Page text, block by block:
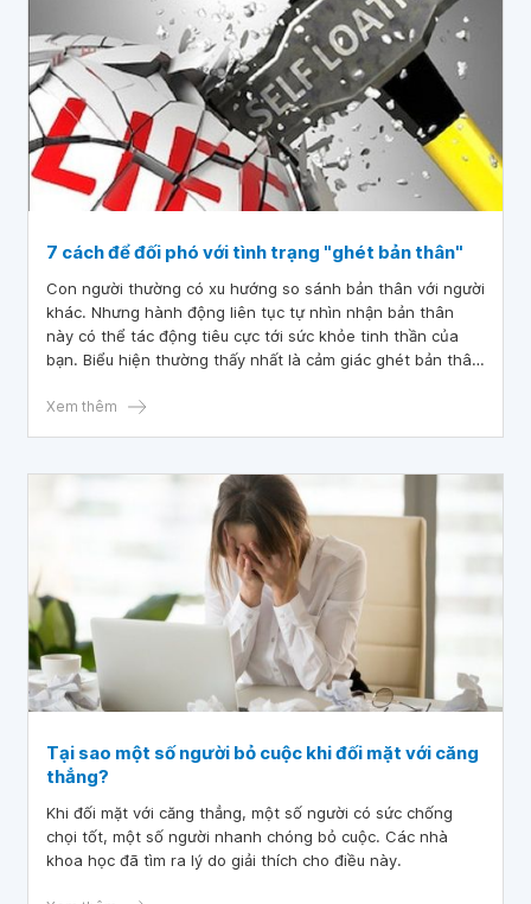
7 cách để đối phó với tình trạng "ghét bản thân"
Con người thường có xu hướng so sánh bản thân với người
khác. Nhưng hành động liên tục tự nhìn nhận bản thân
này có thể tác động tiêu cực tới sức khỏe tinh thần của
bạn. Biểu hiện thường thấy nhất là cảm giác ghét bản thân!
nào, bạn hãy tham khảo hướng dẫn dưới đây.
Xem thêm
Tại sao một số người bỏ cuộc khi đối mặt với căng
thẳng?
Khi đối mặt với căng thẳng, một số người có sức chống
chọi tốt, một số người nhanh chóng bỏ cuộc. Các nhà
khoa học đã tìm ra lý do giải thích cho điều này.